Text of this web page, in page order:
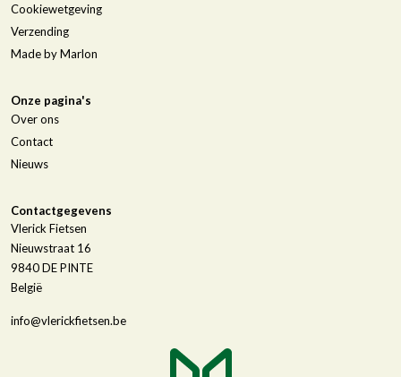
Cookiewetgeving
Verzending
Made by Marlon
Onze pagina's
Over ons
Contact
Nieuws
Contactgegevens
Vlerick Fietsen
Nieuwstraat 16
9840DE PINTE
België
info@vlerickfietsen.be